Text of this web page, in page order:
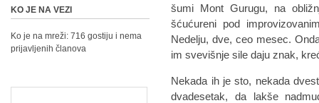
šumi Mont Gurugu, na
šćućureni pod
Nedelju, dve, ceo mesec.
im svevišnje sile daju znak,
Nekada ih je sto, nekada
dvadesetak, da lakše
KO JE NA VEZI
Ko je na mreži: 716 gostiju i nema
prijavljenih članova